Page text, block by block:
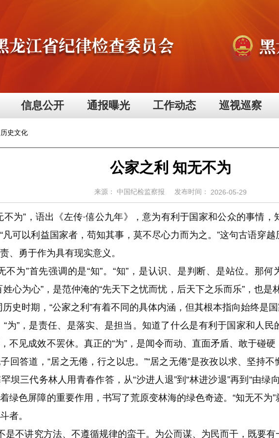
信息公开 通报曝光 工作动态 巡视巡察
历史文化
公家之利 知无不为
来源： 中国纪检监察报 发布时间： 2026-05-29
”，语出《左传·僖公九年》，意为有利于国家和公众的事情，
凡可以利益国家者，苟知其事，莫不尽心力而为之。”这句古语穿
、勇于作为具有现实意义。
”首先强调的是“知”。“知”，是认识、是判断、是站位。那何
姓心为心”，是范仲淹的“先天下之忧而忧，后天下之乐而乐”，也是
史时期，“公家之利”有着不同的具体内涵，但其根本指向始终是
为”，是责任、是落实、是担当。知道了什么是有利于国家和人民
不见成效不罢休。真正的“为”，是闻令而动、直面矛盾、敢于碰硬
回答道，“居之无倦，行之以忠。”“居之无倦”是孜孜以求、坚持
坝三代务林人用青春作答，从“沙进人退”到“林进沙退”再到“由绿
绿色屏障的重要作用，书写了荒原变林海的绿色奇迹。“知无不为
者。
不讲究方法、不遵循规律的蛮干。为公而谋、为民而干，既要有